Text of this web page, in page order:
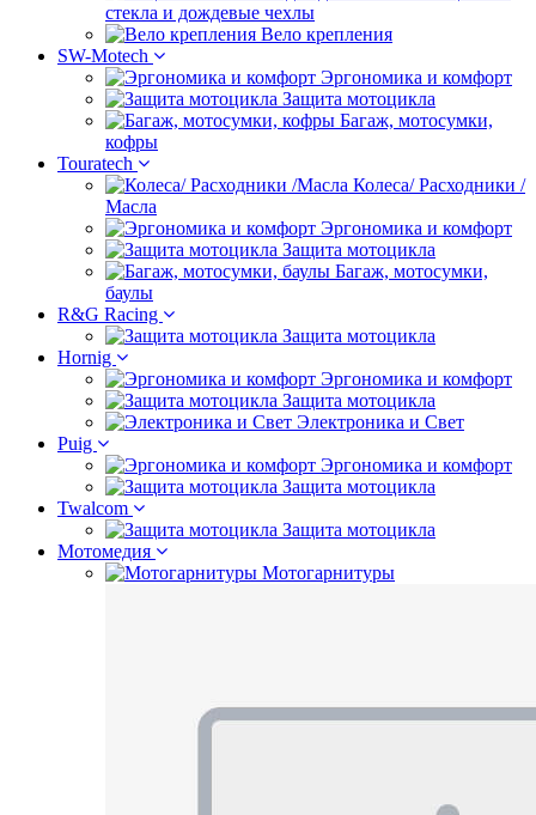
стекла и дождевые чехлы
Вело крепления
SW-Motech
Эргономика и комфорт
Защита мотоцикла
Багаж, мотосумки,
кофры
Touratech
Колеса/ Расходники /
Масла
Эргономика и комфорт
Защита мотоцикла
Багаж, мотосумки,
баулы
R&G Racing
Защита мотоцикла
Hornig
Эргономика и комфорт
Защита мотоцикла
Электроника и Свет
Puig
Эргономика и комфорт
Защита мотоцикла
Twalcom
Защита мотоцикла
Мотомедия
Мотогарнитуры